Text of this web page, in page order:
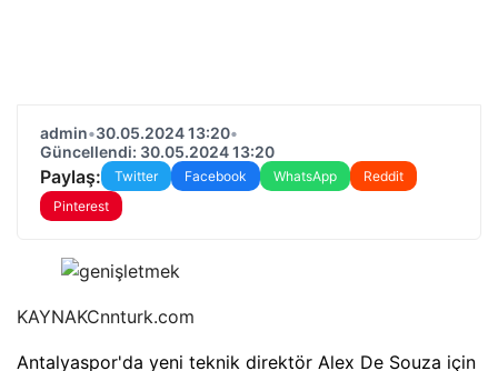
admin•30.05.2024 13:20•
Güncellendi: 30.05.2024 13:20
Paylaş: Twitter Facebook WhatsApp
Reddit
Pinterest
KAYNAKCnnturk.com
Antalyaspor'da yeni teknik direktör Alex De Souza için